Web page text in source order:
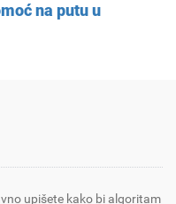
na putu u
upišete kako bi algoritam